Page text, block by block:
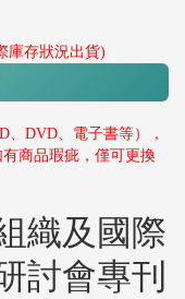
庫存狀況出貨)
、DVD、電子書等），
商品瑕疵，僅可更換
織及國際
討會專刊